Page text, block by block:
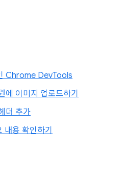
Chrome DevTools
에 이미지 업로드하기
더 추가
용 확인하기